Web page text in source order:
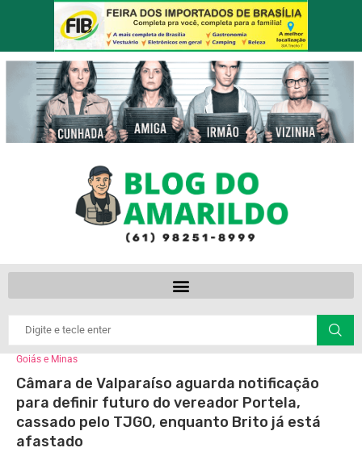
Goiás e Minas
Câmara de Valparaíso aguarda notificação
para definir futuro do vereador Portela,
cassado pelo TJGO, enquanto Brito já está
afastado